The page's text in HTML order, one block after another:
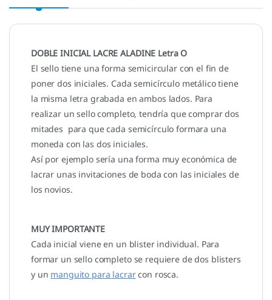
DOBLE INICIAL LACRE ALADINE Letra O
El sello tiene una forma semicircular con el fin de
poner dos iniciales. Cada semicírculo metálico tiene
la misma letra grabada en ambos lados. Para
realizar un sello completo, tendría que comprar dos
mitades para que cada semicírculo formara una
moneda con las dos iniciales.
Así por ejemplo sería una forma muy económica de
lacrar unas invitaciones de boda con las iniciales de
los novios.
MUY IMPORTANTE
Cada inicial viene en un blister individual. Para
formar un sello completo se requiere de dos blisters
y un manguito para lacrarcon rosca.